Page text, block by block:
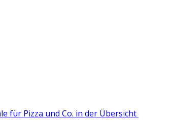
für Pizza und Co. in der Übersicht